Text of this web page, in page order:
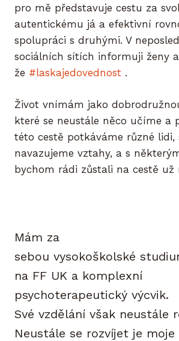
pro mě představuje cestu za
autentickému já a efektivní
spolupráci s druhými. V
sociálních sítích informuji ženy
že #laskajedovednost .
Život vnímám jako
které se neustále něco učíme a
této cestě potkáváme různé lidi,
navazujeme vztahy, a s
bychom rádi zůstali na cestě už
Mám za
sebou vysokoškolské
na FF UK a komplexní
psychoterapeutický výcvik.
Své vzdělání však neustále
Neustále se rozvíjet je moje